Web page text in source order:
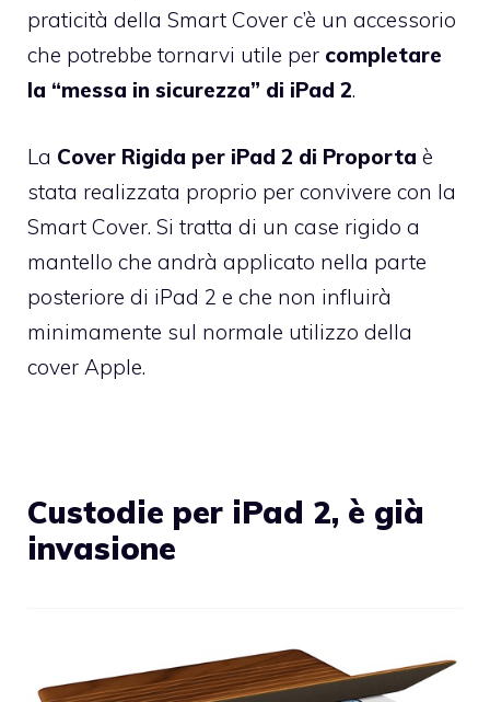
praticità della Smart Cover c’è un accessorio
che potrebbe tornarvi utile per completare
la “messa in sicurezza” di iPad 2.
La Cover Rigida per iPad 2 di Proporta è
stata realizzata proprio per convivere con la
Smart Cover. Si tratta di un case rigido a
mantello che andrà applicato nella parte
posteriore di iPad 2 e che non influirà
minimamente sul normale utilizzo della
cover Apple.
Custodie per iPad 2, è già
invasione